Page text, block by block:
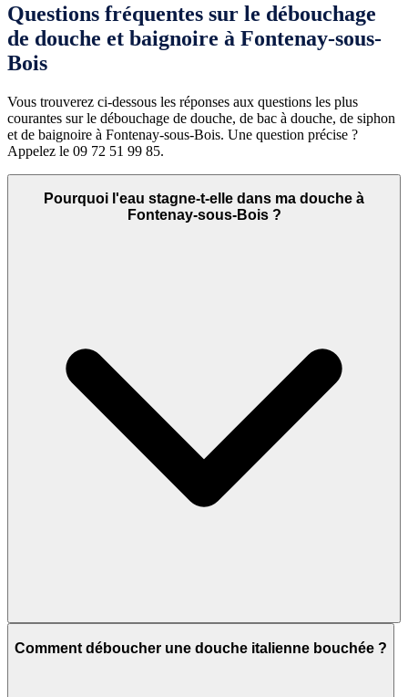
Questions fréquentes sur le débouchage
de douche et baignoire à Fontenay-sous-
Bois
Vous trouverez ci-dessous les réponses aux questions les plus
courantes sur le débouchage de douche, de bac à douche, de siphon
et de baignoire à Fontenay-sous-Bois. Une question précise ?
Appelez le 09 72 51 99 85.
Pourquoi l'eau stagne-t-elle dans ma douche à
Fontenay-sous-Bois ?
Comment déboucher une douche italienne bouchée ?